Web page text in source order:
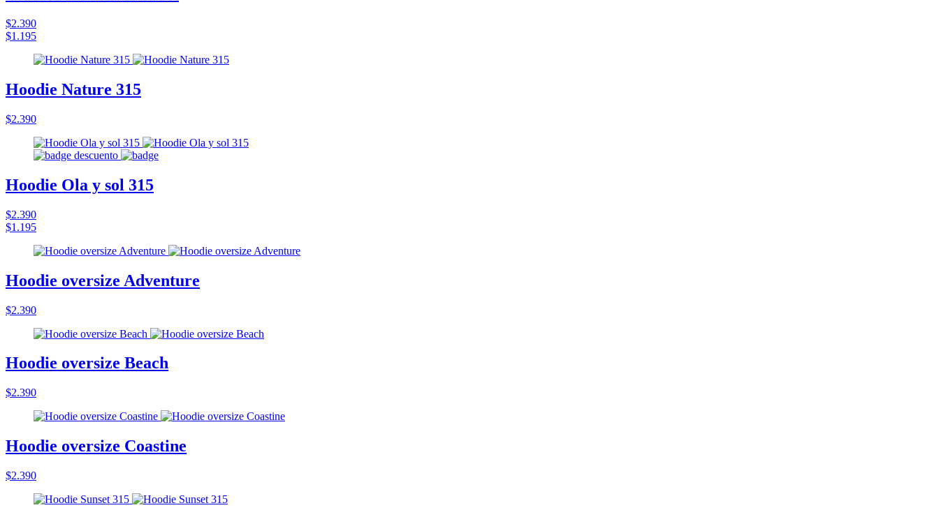
$2.390
$1.195
Hoodie Nature 315
$2.390
Hoodie Ola y sol 315
$2.390
$1.195
Hoodie oversize Adventure
$2.390
Hoodie oversize Beach
$2.390
Hoodie oversize Coastine
$2.390